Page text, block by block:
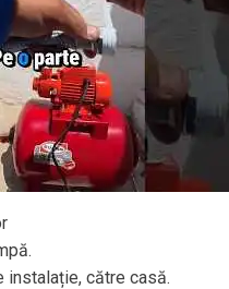
instalație, către casă.